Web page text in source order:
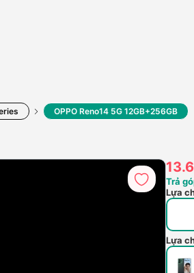
OPPO Reno14 5G 12GB+256GB
Trả
Lựa
Lựa